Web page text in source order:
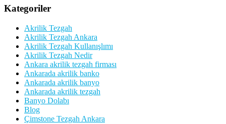
Kategoriler
Akrilik Tezgah
Akrilik Tezgah Ankara
Akrilik Tezgah Kullanışlımı
Akrilik Tezgah Nedir
Ankara akrilik tezgah firması
Ankarada akrilik banko
Ankarada akrilik banyo
Ankarada akrilik tezgah
Banyo Dolabı
Blog
Çimstone Tezgah Ankara